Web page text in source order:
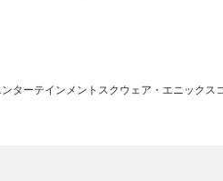
ターテインメント スクウェア・エニックス